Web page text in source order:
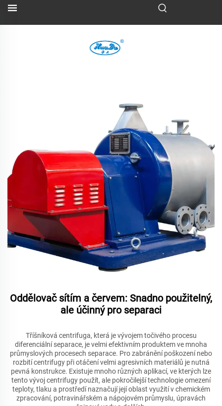
Oddělovač sítím a červem: Snadno použitelný,
ale účinný pro separaci
Tříšníková centrifuga, která je vývojem točivého procesu
diferenciální separace, je velmi efektivním produktem ve mnoha
průmyslových procesech separace. Pro zabránění poškození nebo
rozbití centrifugy při otáčení velmi agresivních materiálů je nutná
pevná konstrukce. Existuje mnoho různých aplikací, ve kterých lze
tento vývoj centrifugy použít, ale pokročilejší technologie omezení
teploty, tlaku a prostředí naznačují její oblast využití v chemickém
zpracování, potravinářském a nápojovém průmyslu, úpravách